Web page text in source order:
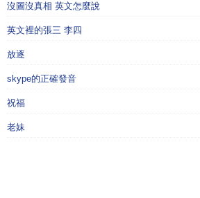
沒圖沒真相 英文怎麼說
英文裡的張三 李四
放逐
skype的正確發音
祝福
老妹